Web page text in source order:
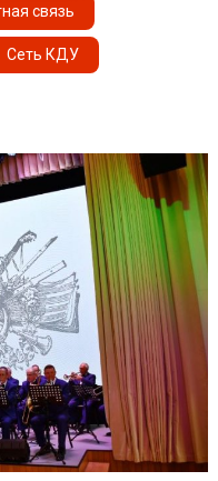
связь
Сеть КДУ